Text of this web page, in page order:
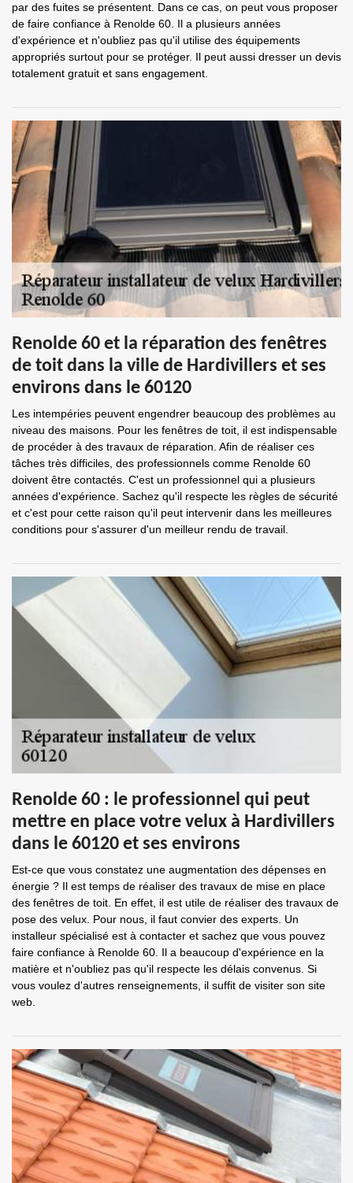
par des fuites se présentent. Dans ce cas, on peut vous proposer
de faire confiance à Renolde 60. Il a plusieurs années
d'expérience et n'oubliez pas qu'il utilise des équipements
appropriés surtout pour se protéger. Il peut aussi dresser un devis
totalement gratuit et sans engagement.
Renolde 60 et la réparation des fenêtres
de toit dans la ville de Hardivillers et ses
environs dans le 60120
Les intempéries peuvent engendrer beaucoup des problèmes au
niveau des maisons. Pour les fenêtres de toit, il est indispensable
de procéder à des travaux de réparation. Afin de réaliser ces
tâches très difficiles, des professionnels comme Renolde 60
doivent être contactés. C'est un professionnel qui a plusieurs
années d'expérience. Sachez qu'il respecte les règles de sécurité
et c'est pour cette raison qu'il peut intervenir dans les meilleures
conditions pour s'assurer d'un meilleur rendu de travail.
Renolde 60 : le professionnel qui peut
mettre en place votre velux à Hardivillers
dans le 60120 et ses environs
Est-ce que vous constatez une augmentation des dépenses en
énergie ? Il est temps de réaliser des travaux de mise en place
des fenêtres de toit. En effet, il est utile de réaliser des travaux de
pose des velux. Pour nous, il faut convier des experts. Un
installeur spécialisé est à contacter et sachez que vous pouvez
faire confiance à Renolde 60. Il a beaucoup d'expérience en la
matière et n'oubliez pas qu'il respecte les délais convenus. Si
vous voulez d'autres renseignements, il suffit de visiter son site
web.